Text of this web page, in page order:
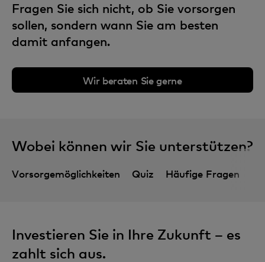
Fragen Sie sich nicht, ob Sie vorsorgen
sollen, sondern wann Sie am besten
damit anfangen.
Wir beraten Sie gerne
Wobei können wir Sie unterstützen?
Vorsorgemöglichkeiten Quiz Häufige Fragen
Investieren Sie in Ihre Zukunft – es
zahlt sich aus.